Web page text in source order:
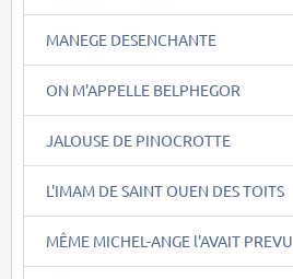
MANEGE DESENCHANTE
ON M'APPELLE BELPHEGOR
JALOUSE DE PINOCROTTE
L'IMAM DE SAINT OUEN DES TOITS
MÊME MICHEL-ANGE l'AVAIT PREVU